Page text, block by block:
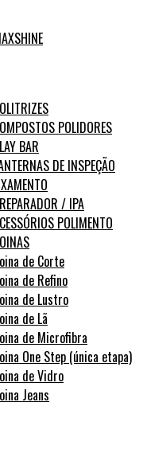
POLIDORES
BAR
DE INSPEÇÃO
/ IPA
POLIMENTO
de Corte
de Refino
de Lustro
de Lã
de Microfibra
One Step (única etapa)
de Vidro
Jeans